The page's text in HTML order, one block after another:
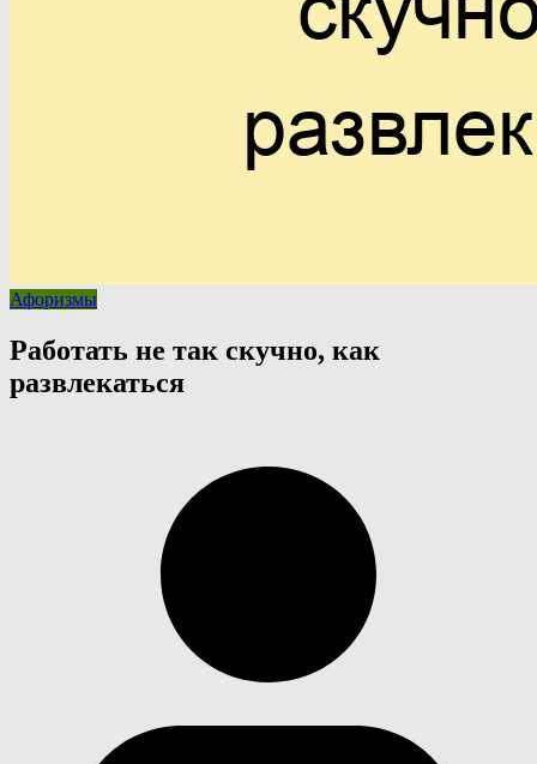
Афоризмы
Работать не так скучно, как
развлекаться